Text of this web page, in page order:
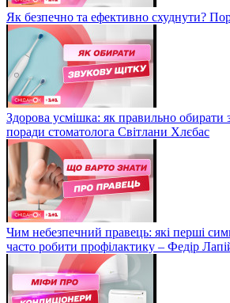
Як безпечно та ефективно схуднути?
Здорова усмішка: як правильно обирати
поради стоматолога Світлани Хлєбас
Чим небезпечний правець: які перші
часто робити профілактику – Федір